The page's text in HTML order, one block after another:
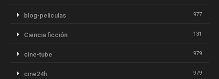
blog-peliculas 977
Ciencia ficción 131
cine-tube 979
cine24h 979